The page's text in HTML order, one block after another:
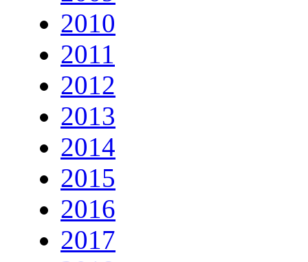
2010
2011
2012
2013
2014
2015
2016
2017